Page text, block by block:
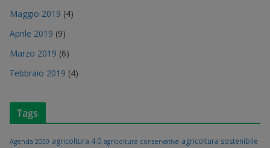
Maggio 2019 (4)
Aprile 2019 (9)
Marzo 2019 (6)
Febbraio 2019 (4)
Tags
Agenda 2030 agricoltura 4.0 agricoltura conservativa agricoltura sostenibile